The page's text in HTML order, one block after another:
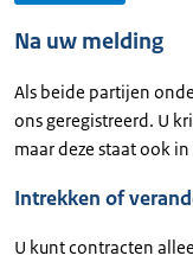
Na uw melding
Als beide partijen
ons geregistreerd. U
maar deze staat ook
Intrekken of
U kunt contracten